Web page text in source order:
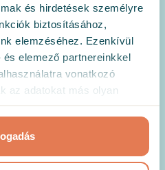
és hirdetések személyre
biztosításához,
elemzéséhez. Ezenkívül
elemező partnereinkkel
vonatkozó
az adatokat más olyan
gyűjtöttek.